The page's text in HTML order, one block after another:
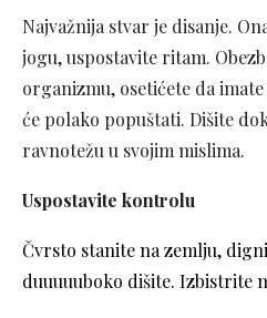
Najvažnija stvar je disanje.
jogu, uspostavite ritam.
organizmu, osetićete da
će polako popuštati. Dišite
ravnotežu u svojim mislima.
Uspostavite kontrolu
Čvrsto stanite na zemlju,
duuuuuboko dišite. Izbistrite